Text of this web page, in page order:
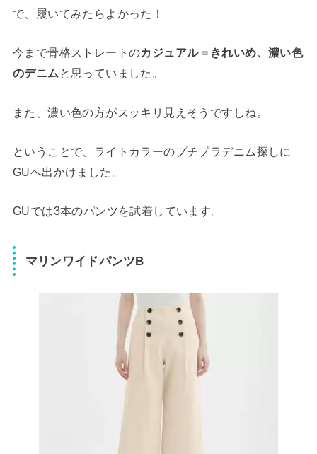
で、履いてみたらよかった！
今まで骨格ストレートのカジュアル＝きれいめ、濃い色
のデニム と思っていました。
また、濃い色の方がスッキリ見えそうですしね。
ということで、ライトカラーのプチプラデニム探しに
GUへ出かけました。
GUでは3本のパンツを試着しています。
マリンワイドパンツB